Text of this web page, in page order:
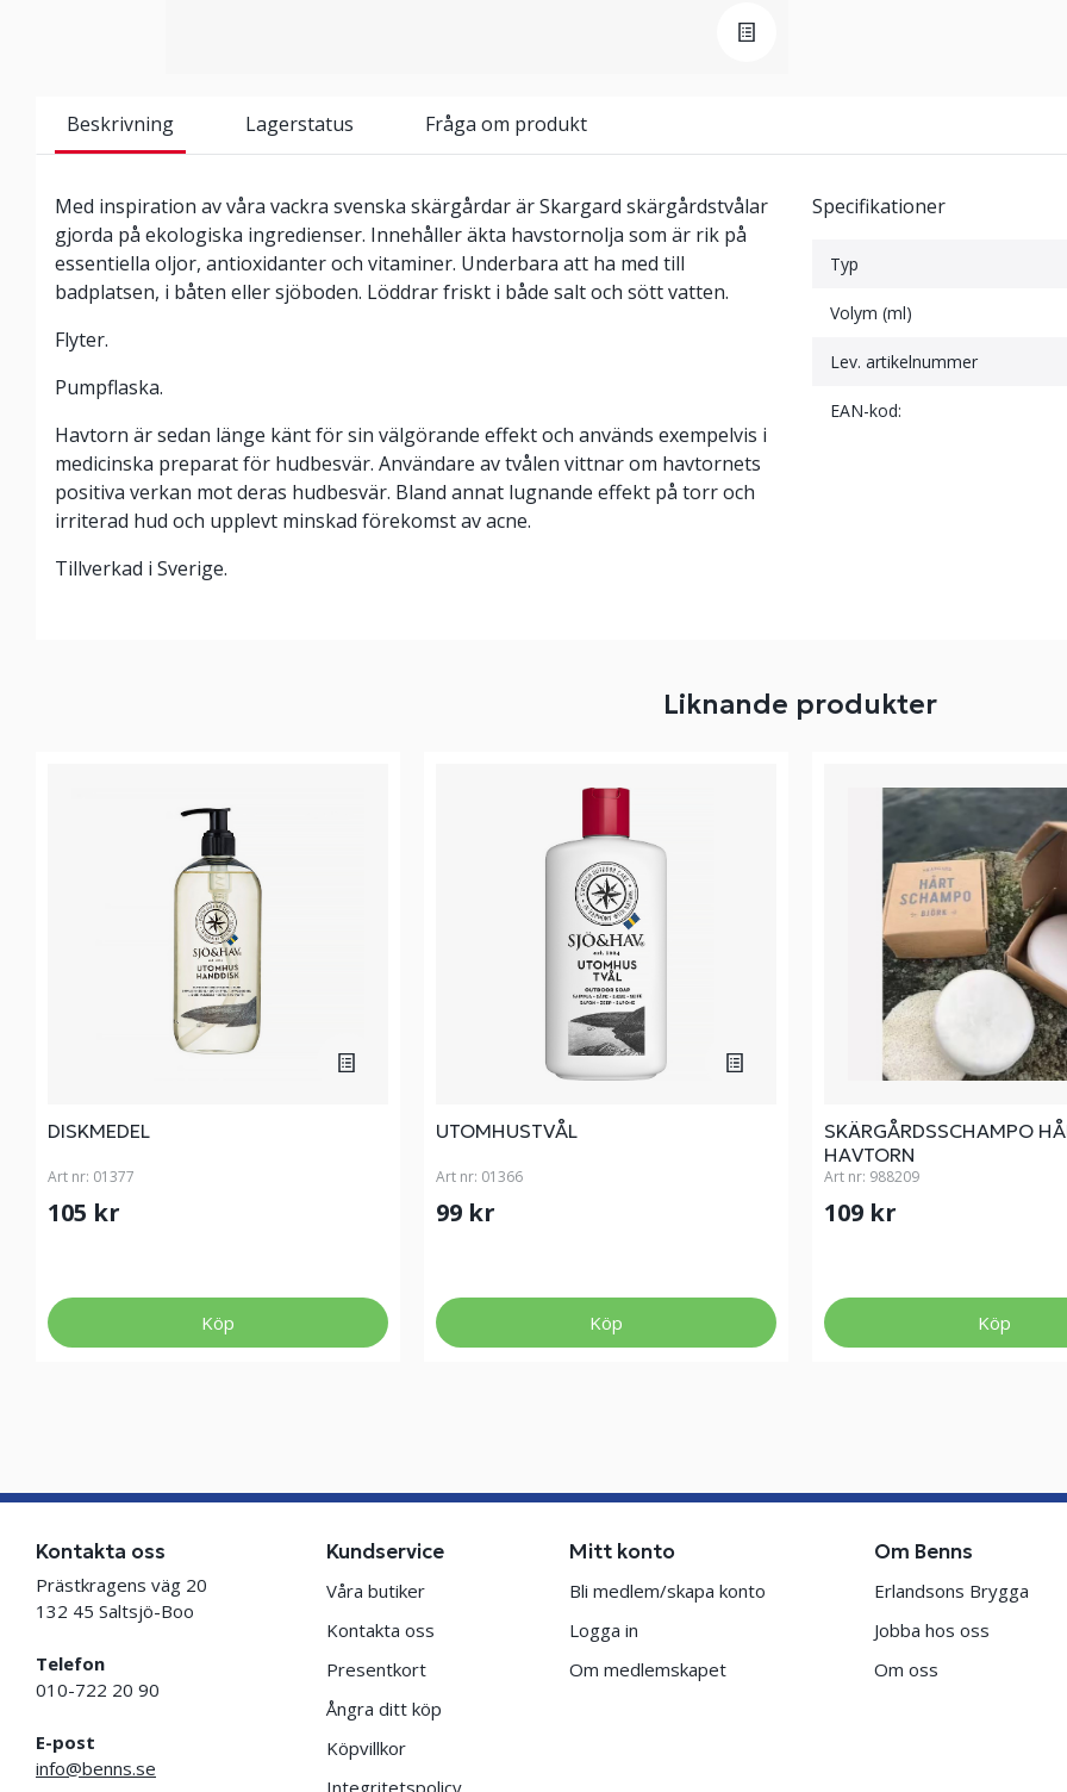
Beskrivning Lagerstatus Fråga om produkt
Med inspiration av våra vackra svenska skärgårdar är Skargard skärgårdstvålar
gjorda på ekologiska ingredienser. Innehåller äkta havstornolja som är rik på
essentiella oljor, antioxidanter och vitaminer. Underbara att ha med till
badplatsen, i båten eller sjöboden. Löddrar friskt i både salt och sött vatten.
Flyter.
Pumpflaska.
Havtorn är sedan länge känt för sin välgörande effekt och används exempelvis i
medicinska preparat för hudbesvär. Användare av tvålen vittnar om havtornets
positiva verkan mot deras hudbesvär. Bland annat lugnande effekt på torr och
irriterad hud och upplevt minskad förekomst av acne.
Tillverkad i Sverige.
Specifikationer
Typ
Volym (ml)
Lev. artikelnummer
EAN-kod:
Liknande produkter
DISKMEDEL
Art nr: 01377
105 kr
Köp
UTOMHUSTVÅL
Art nr: 01366
99 kr
Köp
SKÄRGÅRDSSCHAMPO
HAVTORN
Art nr: 988209
109 kr
Köp
Kontakta oss
Prästkragens väg 20
132 45 Saltsjö-Boo
Telefon
010-722 20 90
E-post
info@benns.se
Kundservice
Våra butiker
Kontakta oss
Presentkort
Ångra ditt köp
Köpvillkor
Mitt konto
Bli medlem/skapa konto
Logga in
Om medlemskapet
Om Benns
Erlandsons Brygga
Jobba hos oss
Om oss